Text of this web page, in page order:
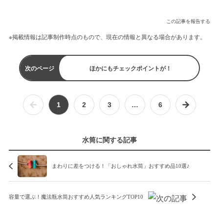
この記事を報告する
※掲載情報は記事制作時点のもので、現在の情報と異なる場合があります。
次のページ ほかにもチェックポイントが！
1 2 3 … 6
水筒に関する記事
まわりに差をつける！「おしゃれ水筒」おすすめ品10選♪
容量で選ぶ！魔法瓶水筒おすすめ人気ランキングTOP10